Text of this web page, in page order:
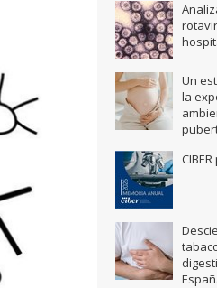
Un
la